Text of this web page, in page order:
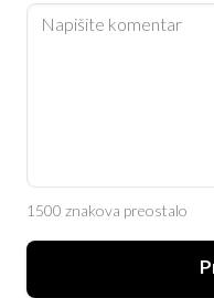
1500 znakova preostalo